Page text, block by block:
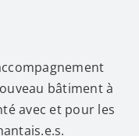
bâtiment à
avec et pour les